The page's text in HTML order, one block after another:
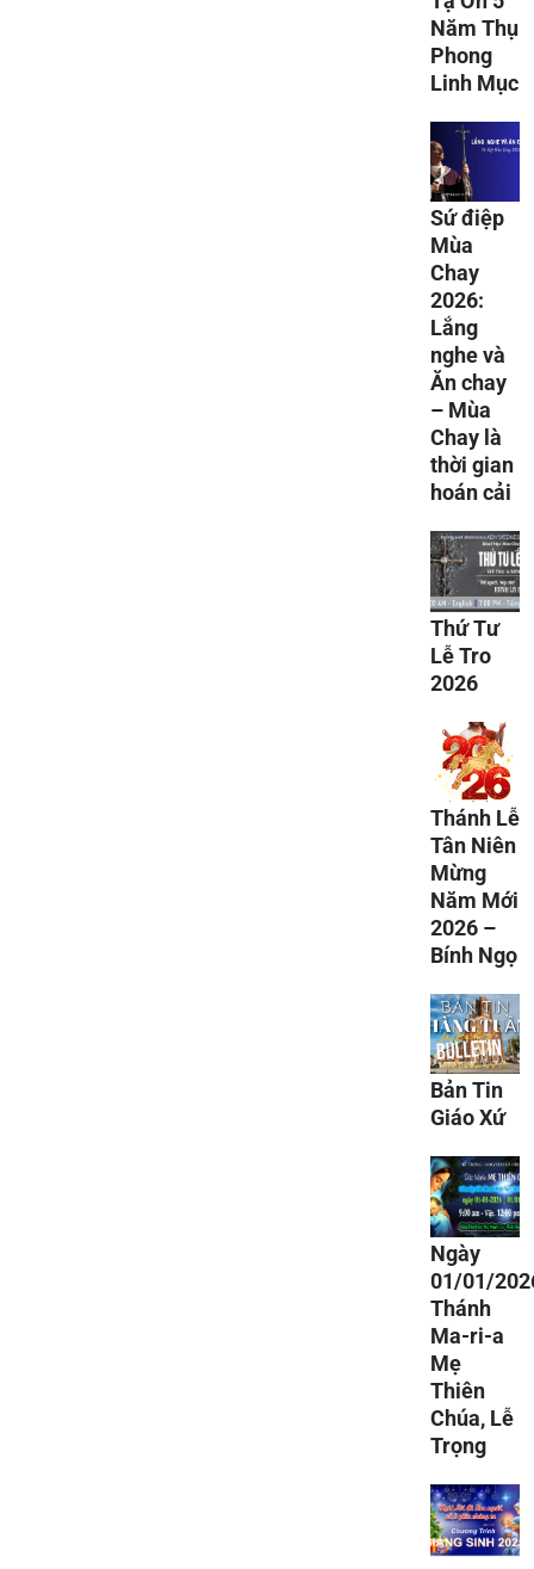
Năm Thụ
Phong
Linh Mục
Sứ điệp
Mùa
Chay
2026:
Lắng
nghe và
Ăn chay
– Mùa
Chay là
thời gian
hoán cải
Thứ Tư
Lễ Tro
2026
Thánh Lễ
Tân Niên
Mừng
Năm Mới
2026 –
Bính Ngọ
Bản Tin
Giáo Xứ
Ngày
01/01/
Thánh
Ma-ri-a
Mẹ
Thiên
Chúa, Lễ
Trọng